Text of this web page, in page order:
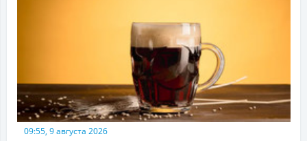
09:55, 9 августа 2026